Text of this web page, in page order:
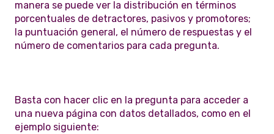
manera se puede ver la distribución en términos
porcentuales de detractores, pasivos y promotores;
la puntuación general, el número de respuestas y el
número de comentarios para cada pregunta.
Basta con hacer clic en la pregunta para acceder a
una nueva página con datos detallados, como en el
ejemplo siguiente: